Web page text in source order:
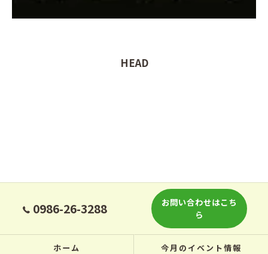
HEAD
0986-26-3288
お問い合わせはこち
ら
ホーム 今月のイベント情報